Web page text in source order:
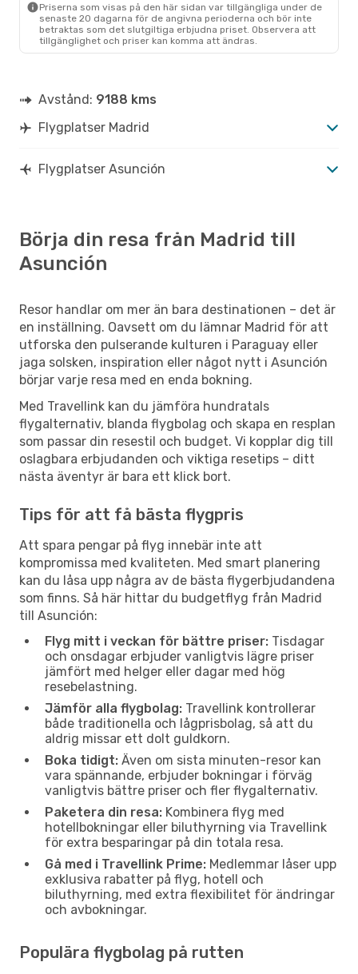
Priserna som visas på den här sidan var tillgängliga under de
senaste 20 dagarna för de angivna perioderna och bör inte
betraktas som det slutgiltiga erbjudna priset. Observera att
tillgänglighet och priser kan komma att ändras.
Avstånd: 9188 kms
Flygplatser Madrid
Flygplatser Asunción
Börja din resa från Madrid till
Asunción
Resor handlar om mer än bara destinationen – det är
en inställning. Oavsett om du lämnar Madrid för att
utforska den pulserande kulturen i Paraguay eller
jaga solsken, inspiration eller något nytt i Asunción
börjar varje resa med en enda bokning.
Med Travellink kan du jämföra hundratals
flygalternativ, blanda flygbolag och skapa en resplan
som passar din resestil och budget. Vi kopplar dig till
oslagbara erbjudanden och viktiga resetips – ditt
nästa äventyr är bara ett klick bort.
Tips för att få bästa flygpris
Att spara pengar på flyg innebär inte att
kompromissa med kvaliteten. Med smart planering
kan du låsa upp några av de bästa flygerbjudandena
som finns. Så här hittar du budgetflyg från Madrid
till Asunción:
Flyg mitt i veckan för bättre priser: Tisdagar
och onsdagar erbjuder vanligtvis lägre priser
jämfört med helger eller dagar med hög
resebelastning.
Jämför alla flygbolag: Travellink kontrollerar
både traditionella och lågprisbolag, så att du
aldrig missar ett dolt guldkorn.
Boka tidigt: Även om sista minuten-resor kan
vara spännande, erbjuder bokningar i förväg
vanligtvis bättre priser och fler flygalternativ.
Paketera din resa: Kombinera flyg med
hotellbokningar eller biluthyrning via Travellink
för extra besparingar på din totala resa.
Gå med i Travellink Prime: Medlemmar låser upp
exklusiva rabatter på flyg, hotell och
biluthyrning, med extra flexibilitet för ändringar
och avbokningar.
Populära flygbolag på rutten